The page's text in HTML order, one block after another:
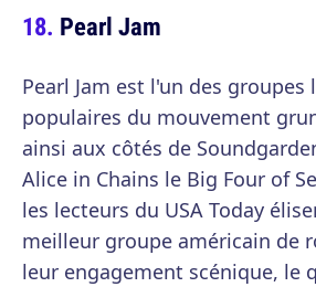
Pearl Jam
Pearl Jam est l'un des groupes
populaires du mouvement
ainsi aux côtés de
Alice in Chains le Big Four of
les lecteurs du USA Today
meilleur groupe américain de
leur engagement scénique, le